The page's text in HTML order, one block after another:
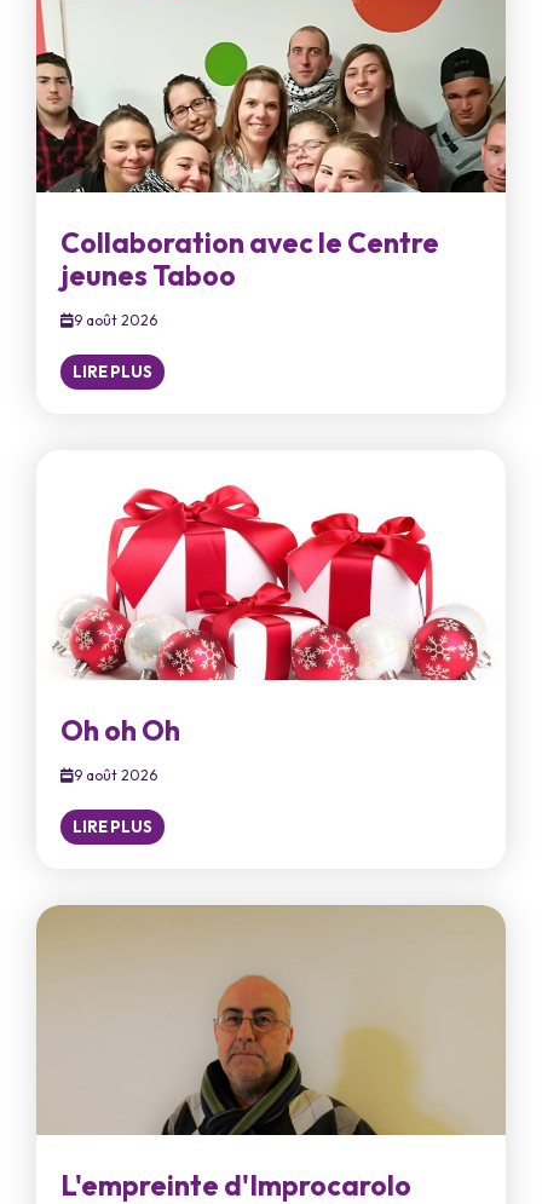
Collaboration avec le Centre
jeunes Taboo
9 août 2026
LIRE PLUS
Oh oh Oh
9 août 2026
LIRE PLUS
L'empreinte d'Improcarolo